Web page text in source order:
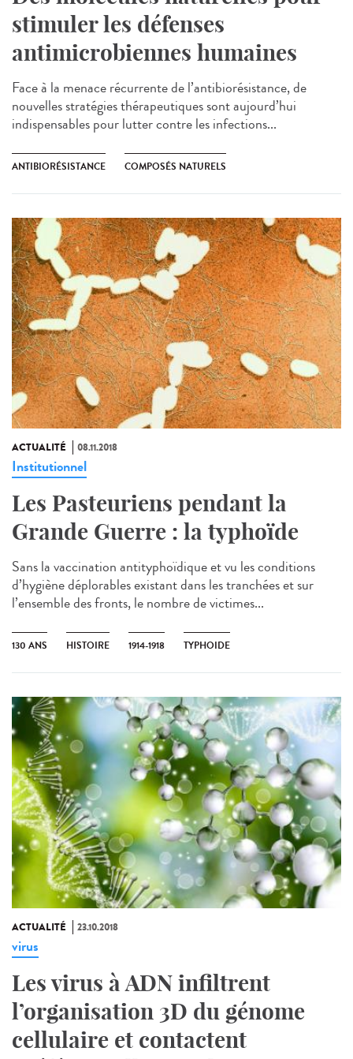
stimuler les défenses
antimicrobiennes humaines
Face à la menace récurrente de l’antibiorésistance, de
nouvelles stratégies thérapeutiques sont aujourd’hui
indispensables pour lutter contre les infections...
ANTIBIORÉSISTANCE COMPOSÉS NATURELS
ACTUALITÉ 08.11.2018
Institutionnel
Les Pasteuriens pendant la
Grande Guerre : la typhoïde
Sans la vaccination antityphoïdique et vu les conditions
d’hygiène déplorables existant dans les tranchées et sur
l’ensemble des fronts, le nombre de victimes...
130 ANS HISTOIRE 1914-1918 TYPHOIDE
ACTUALITÉ 23.10.2018
virus
Les virus à ADN infiltrent
l’organisation 3D du génome
cellulaire et contactent